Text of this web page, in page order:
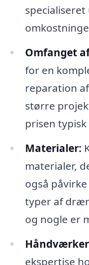
Omfanget
for en
reparation
større
prisen
Materialer:
materialer,
også
typer af
og nogle er
ekspertise